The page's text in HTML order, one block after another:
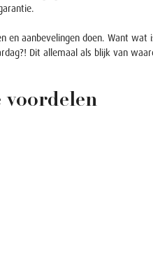
en aanbevelingen doen. Want
Dit allemaal als blijk van
voordelen